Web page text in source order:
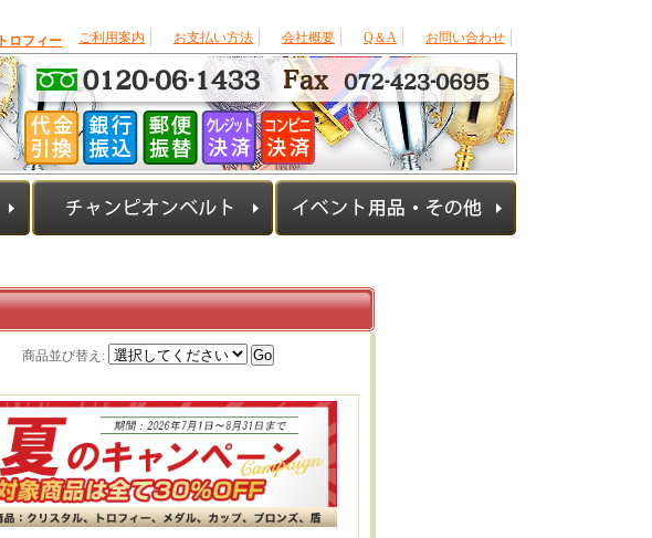
ご利用案内
お支払い方法 会社概要 Q＆A お問い合わせ
トロフィー
商品並び替え :